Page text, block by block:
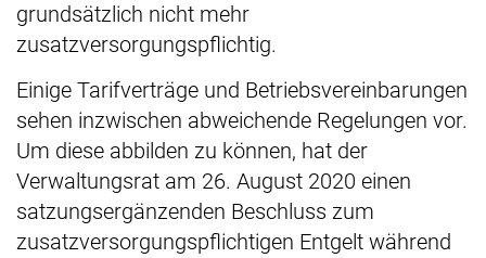
grundsätzlich nicht mehr
zusatzversorgungspflichtig.
Einige Tarifverträge und Betriebsvereinbarungen
sehen inzwischen abweichende Regelungen vor.
Um diese abbilden zu können, hat der
Verwaltungsrat am 26. August 2020 einen
satzungsergänzenden Beschluss zum
zusatzversorgungspflichtigen Entgelt während